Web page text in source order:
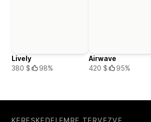
Lively
380 $
98%
Airwave
420 $
95%
KERESKEDELEMRE TERVEZVE